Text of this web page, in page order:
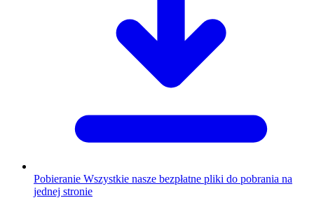
Pobieranie Wszystkie nasze bezpłatne pliki do pobrania na
jednej stronie